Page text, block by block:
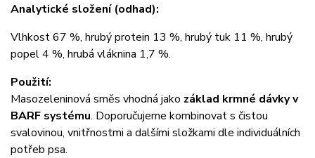
Analytické složení (odhad):
Vlhkost 67 %, hrubý protein 13 %, hrubý tuk 11 %, hrubý
popel 4 %, hrubá vláknina 1,7 %.
Použití:
Masozeleninová směs vhodná jako základ krmné dávky v
BARF systému. Doporučujeme kombinovat s čistou
svalovinou, vnitřnostmi a dalšími složkami dle individuálních
potřeb psa.